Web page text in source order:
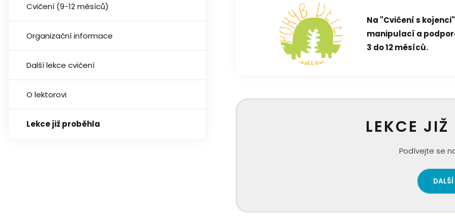
Cvičení (9-12 měsíců)
Organizační informace
Další lekce cvičení
O lektorovi
Lekce již proběhla
Na "Cvičení s
manipulací a
3 do 12 měsíců.
LEKCE JIŽ
Podívejte se
DALŠÍ